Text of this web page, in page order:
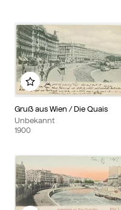
Gruß aus Wien / Die Quais
Unbekannt
1900
Zu meinem Album